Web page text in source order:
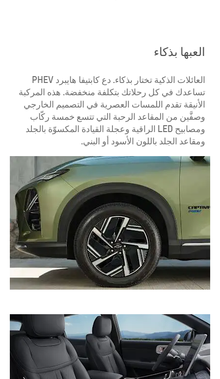
العبها بذكاء
العائلات الذكية تختار بذكاء. دع كابتيفا هايبرد PHEV
تساعدك في كل رحلاتك بتكلفة منخفضة. هذه المركبة
الأنيقة تقدم اللمسات العصرية في التصميم الخارجي
وصفَّين من المقاعد الرحبة التي تتسع خمسة ركّاب
ومصابيح LED الراقية وعجلة القيادة المكسوّة بالجلد
ومقاعد الجلد باللون الأسود أو البني.